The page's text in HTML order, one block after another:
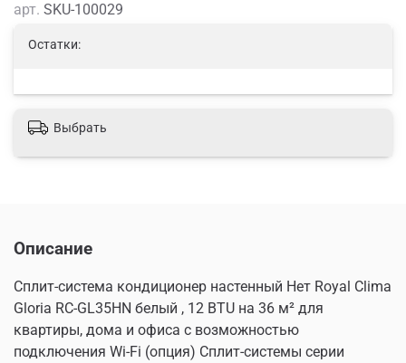
арт. SKU-100029
Остатки:
Выбрать
Описание
Сплит-система кондиционер настенный Нет Royal Clima
Gloria RC-GL35HN белый , 12 BTU на 36 м² для
квартиры, дома и офиса с возможностью
подключения Wi-Fi (опция) Сплит-системы серии